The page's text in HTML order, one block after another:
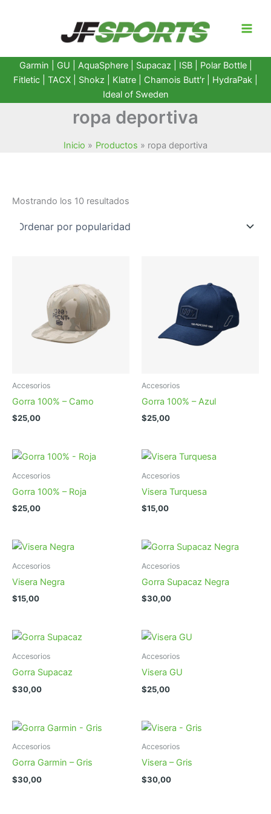
Garmin GU AquaSphere| Supacaz | ISB | Polar Bottle|
Fitletic
TACX Shokz Klatre Chamois Butt'r HydraPak
Ideal of Sweden
ropa deportiva
Inicio Productos ropa deportiva
Mostrando los 10 resultados
Accesorios
Gorra 100% – Camo
$25,00
Accesorios
Gorra 100% – Azul
$25,00
Accesorios
Gorra 100% – Roja
$25,00
Accesorios
Visera Turquesa
$15,00
Accesorios
Visera Negra
$15,00
Accesorios
Gorra Supacaz Negra
$30,00
Accesorios
Gorra Supacaz
$30,00
Accesorios
Visera GU
$25,00
Accesorios
Gorra Garmin – Gris
$30,00
Accesorios
Visera – Gris
$30,00